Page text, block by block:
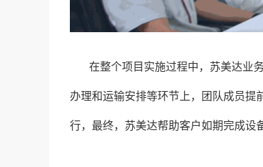
在整个项目实施过程中，苏美达业
办理和运输安排等环节上，团队成员提
行，最终，苏美达帮助客户如期完成设